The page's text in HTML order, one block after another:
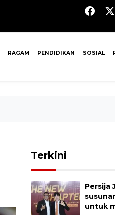
RAGAM PENDIDIKAN SOSIAL
Terkini
Persija
untuk